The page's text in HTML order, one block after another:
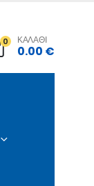
0 ΚΑΛΑΘΙ
0.00 €